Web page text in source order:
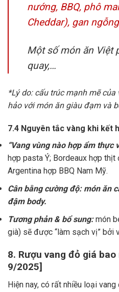
nướng, BBQ, phô
Cheddar), gan
Một số món ăn Việt
quay,…
*Lý do: cấu trúc mạnh mẽ
hảo với món ăn giàu đạm và
7.4 Nguyên tắc vàng khi kết
“Vang vùng nào hợp ẩm thực
hợp pasta Ý; Bordeaux hợp
Argentina hợp BBQ Nam Mỹ.
Cân bằng cường độ: món ăn
đậm body.
Tương phản & bổ sung:món
già) sẽ được “làm sạch vị” bởi
8. Rượu vang đỏ giá
9/2025]
Hiện nay, có rất nhiều loại